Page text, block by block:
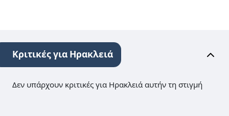
Κριτικές για Ηρακλειά
Δεν υπάρχουν κριτικές για Ηρακλειά αυτήν τη στιγμή